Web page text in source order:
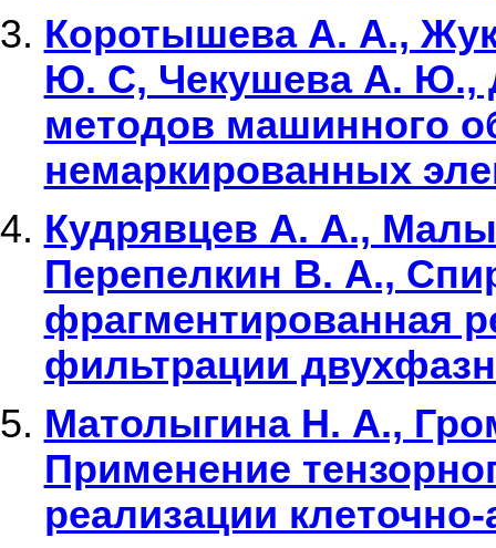
Коротышева А. А.,
Ю. С, Чекушева А. Ю.,
методов машинного
немаркированных
Кудрявцев А. А.,
Перепелкин В. А.,
фрагментированная
фильтрации
Матолыгина Н. А.,
Применение
реализации